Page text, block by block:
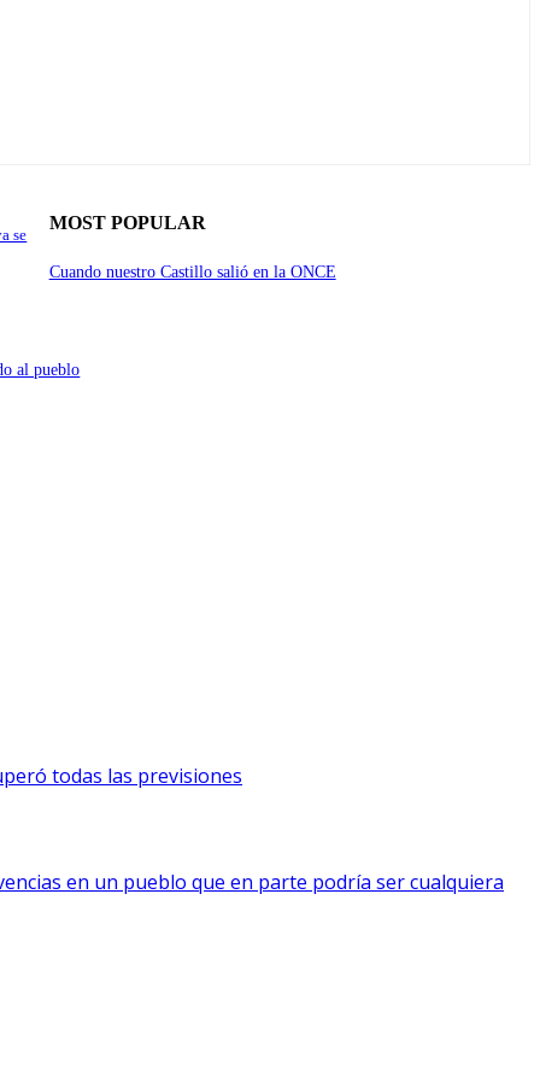
se
MOST POPULAR
Cuando nuestro Castillo salió en la ONCE
al pueblo
todas las previsiones
en un pueblo que en parte podría ser cualquiera